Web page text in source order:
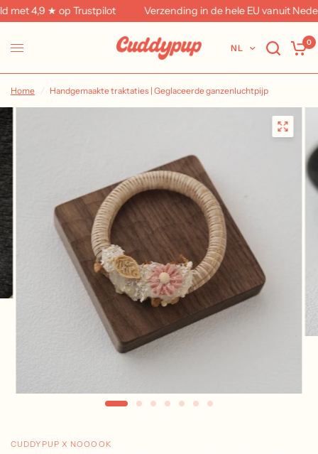
4,9 ★ op Trustpilot Verzending in de hele EU vanuit
NL
0
Home / Handgemaakte traktaties | Geglaceerde ganzenluchtpijp
CUDDYPUP X NOOOOK